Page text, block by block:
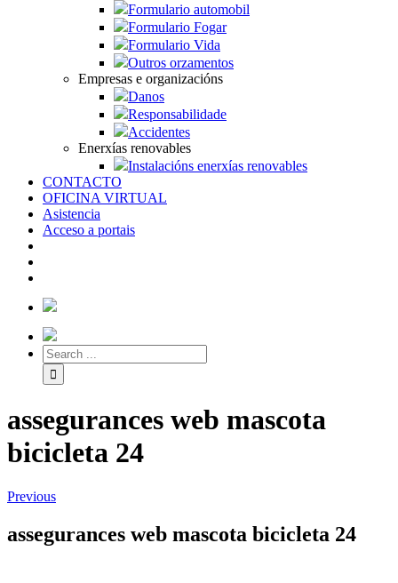
Formulario automobil
Formulario Fogar
Formulario Vida
Outros orzamentos
Empresas e organizacións
Danos
Responsabilidade
Accidentes
Enerxías renovables
Instalacións enerxías renovables
CONTACTO
OFICINA VIRTUAL
Asistencia
Acceso a portais
assegurances web mascota
bicicleta 24
Previous
assegurances web mascota bicicleta 24